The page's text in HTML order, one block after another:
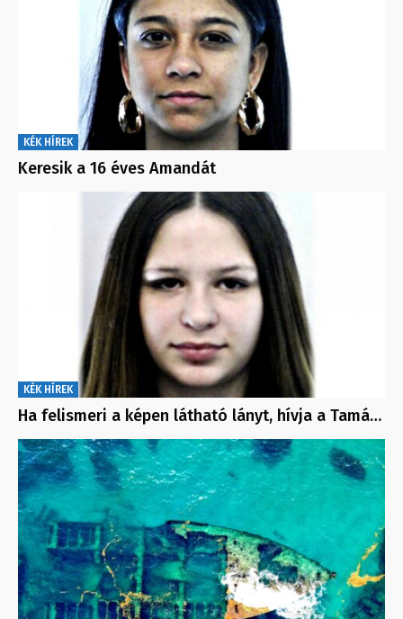
KÉK HÍREK
Keresik a 16 éves Amandát
KÉK HÍREK
Ha felismeri a képen látható lányt, hívja a Tamá…